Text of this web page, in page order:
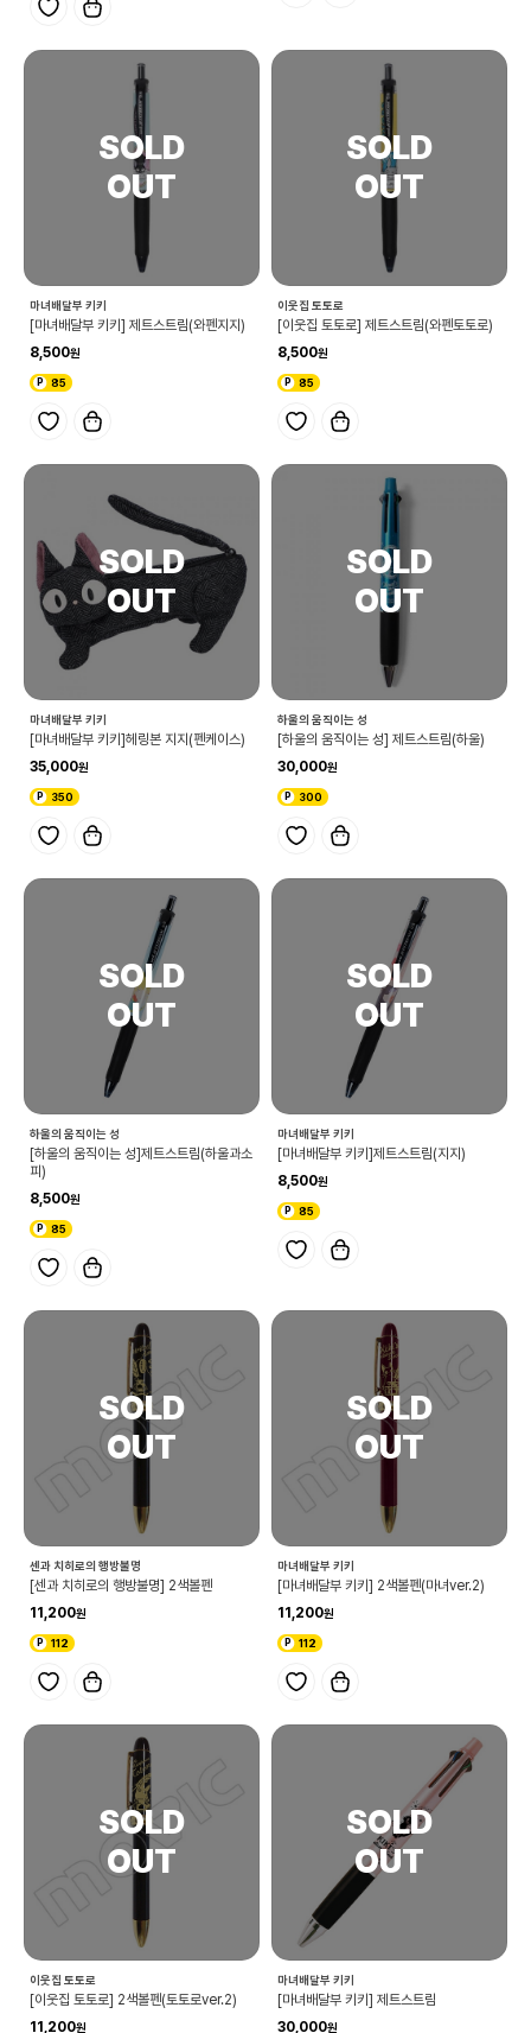
마녀배달부 키키
[마녀배달부 키키] 제트스트림(와펜지지)
8,500
85
이웃집 토토로
[이웃집 토토로] 제트스트림(와펜토토로)
8,500
85
마녀배달부 키키
[마녀배달부 키키]헤링본 지지(펜케이스)
35,000
350
하울의 움직이는 성
[하울의 움직이는 성] 제트스트림(하울)
30,000
300
하울의 움직이는 성
[하울의 움직이는 성]제트스트림(하울과소
피)
8,500
85
마녀배달부 키키
[마녀배달부 키키]제트스트림(지지)
8,500
85
센과 치히로의 행방불명
[센과 치히로의 행방불명] 2색볼펜
11,200
112
마녀배달부 키키
[마녀배달부 키키] 2색볼펜(마녀ver.2)
11,200
112
이웃집 토토로
[이웃집 토토로] 2색볼펜(토토로ver.2)
11,200
마녀배달부 키키
[마녀배달부 키키] 제트스트림
30,000